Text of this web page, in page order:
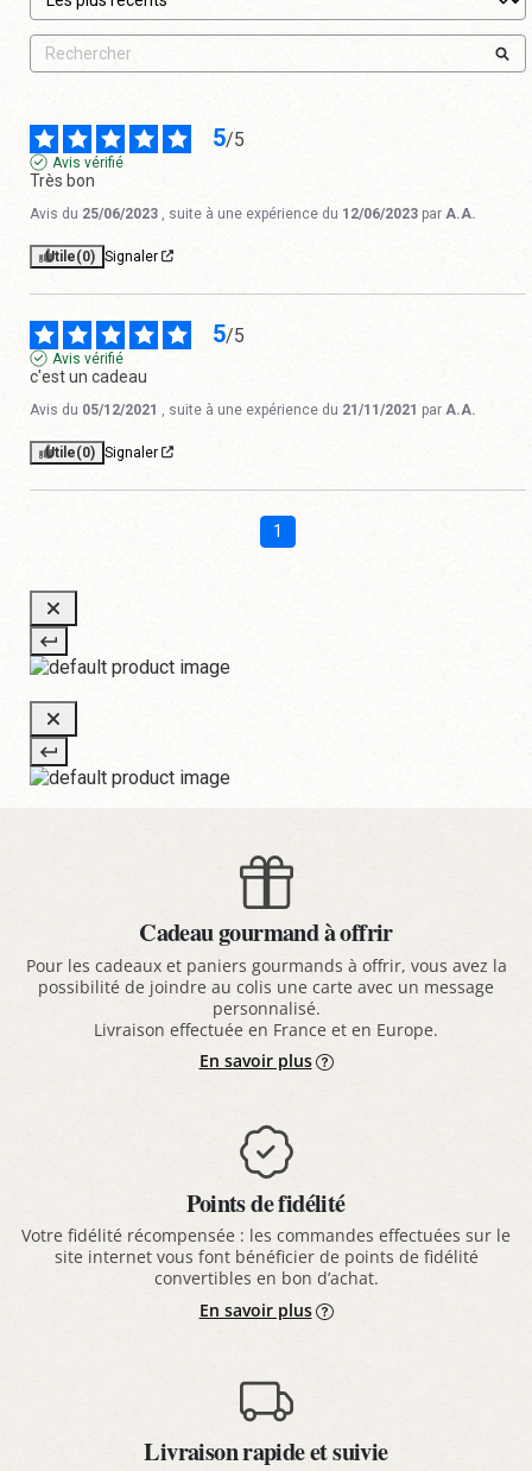
5/5
Avis vérifié
Très bon
Avis du 25/06/2023 , suite à une expérience du 12/06/2023 par A.A.
Utile(0) Signaler
5/5
Avis vérifié
c'est un cadeau
Avis du 05/12/2021 , suite à une expérience du 21/11/2021 par A.A.
Utile(0) Signaler
1
Cadeau gourmand à offrir
Pour les cadeaux et paniers gourmands à offrir, vous avez la
possibilité de joindre au colis une carte avec un message
personnalisé.
Livraison effectuée en France et en Europe.
En savoir plus
Points de fidélité
Votre fidélité récompensée : les commandes effectuées sur le
site internet vous font bénéficier de points de fidélité
convertibles en bon d’achat.
En savoir plus
Livraison rapide et suivie